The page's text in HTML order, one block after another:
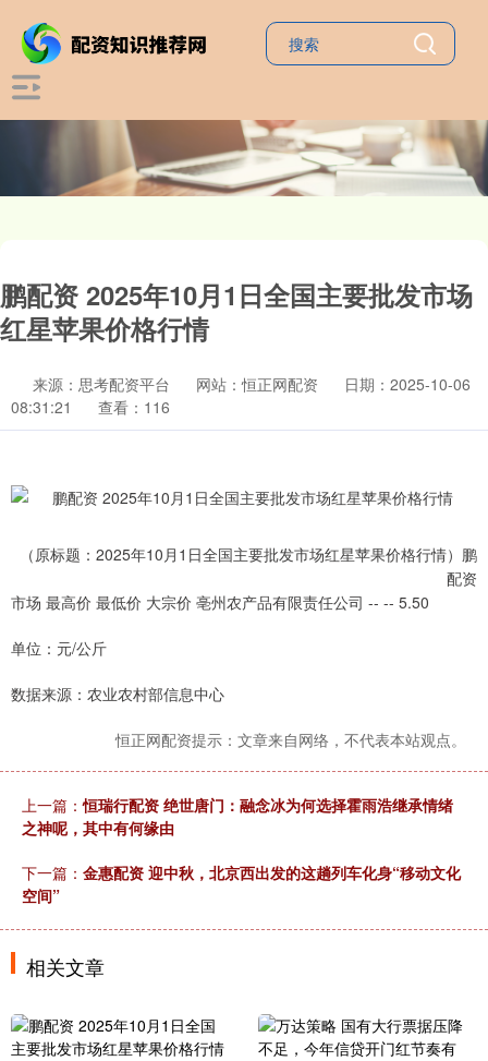
鹏配资 2025年10月1日全国主要批发市场
红星苹果价格行情
来源：思考配资平台 网站：恒正网配资
日期：2025-10-06
08:31:21
查看：116
（原标题：2025年10月1日全国主要批发市场红星苹果价格行情）鹏
配资
市场 最高价 最低价 大宗价 亳州农产品有限责任公司 -- -- 5.50
单位：元/公斤
数据来源：农业农村部信息中心
恒正网配资提示：文章来自网络，不代表本站观点。
上一篇：恒瑞行配资 绝世唐门：融念冰为何选择霍雨浩继承情绪
之神呢，其中有何缘由
下一篇： 金惠配资 迎中秋，北京西出发的这趟列车化身“移动文化
空间”
相关文章